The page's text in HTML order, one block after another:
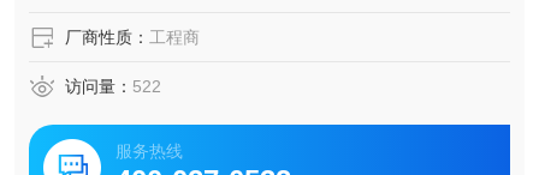
厂商性质： 工程商
访问量： 522
服务热线